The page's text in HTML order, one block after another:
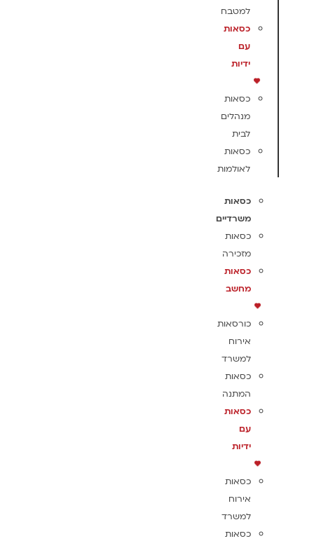
למטבח
כסאות
עם
ידיות
כסאות
מנהלים
לבית
כסאות
לאולמות
כסאות
משרדיים
כסאות
מזכירה
כסאות
מחשב
כורסאות
אירוח
למשרד
כסאות
המתנה
כסאות
עם
ידיות
כסאות
אירוח
למשרד
כסאות